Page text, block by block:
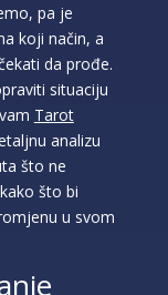
pa je
koji način, a
da prođe.
situaciju
Tarot
analizu
što ne
što bi
u svom